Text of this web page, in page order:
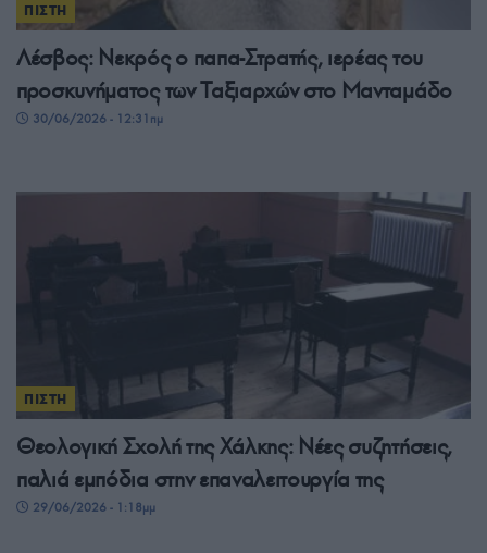
ΠΙΣΤΗ
Λέσβος: Νεκρός ο παπα-Στρατής, ιερέας του
προσκυνήματος των Ταξιαρχών στο Μανταμάδο
30/06/2026 - 12:31πμ
ΠΙΣΤΗ
Θεολογική Σχολή της Χάλκης: Νέες συζητήσεις,
παλιά εμπόδια στην επαναλειτουργία της
29/06/2026 - 1:18μμ